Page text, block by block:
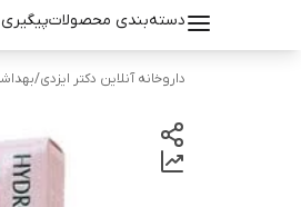
دسته‌بندی محصولات
داروخانه آنلاین دکتر ایزدی/